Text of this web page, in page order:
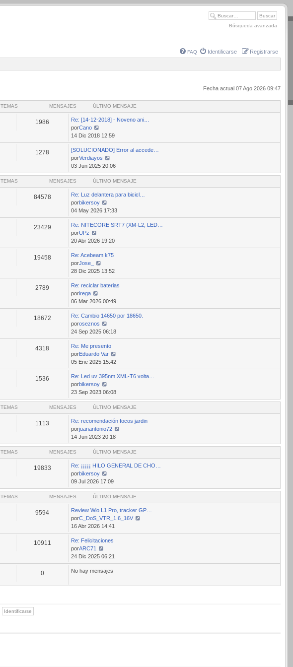
Búsqueda avanzada
FAQ Identificarse Registrarse
Fecha actual 07 Ago 2026 09:47
TEMAS MENSAJES ÚLTIMO MENSAJE
1986
Re: [14-12-2018] - Noveno ani…
porCano
Ver
último
mensaje
14 Dic 2018 12:59
1278
[SOLUCIONADO] Error al accede…
porVerdiayos
Ver
último
mensaje
03 Jun 2025 20:06
TEMAS MENSAJES ÚLTIMO MENSAJE
84578
Re: Luz delantera para bicicl…
porbikersoy
Ver
último
mensaje
04 May 2026 17:33
23429
Re: NITECORE SRT7 (XM-L2, LED…
porUPz
Ver
último
mensaje
20 Abr 2026 19:20
19458
Re: Acebeam k75
porJose_
Ver
último
mensaje
28 Dic 2025 13:52
2789
Re: reciclar baterias
porirega
Ver
último
mensaje
06 Mar 2026 00:49
18672
Re: Cambio 14650 por 18650.
poroseznos
Ver
último
mensaje
24 Sep 2025 06:18
4318
Re: Me presento
porEduardo Var
Ver
último
mensaje
05 Ene 2025 15:42
1536
Re: Led uv 395nm XML-T6 volta…
porbikersoy
Ver
último
mensaje
23 Sep 2023 06:08
TEMAS MENSAJES ÚLTIMO MENSAJE
1113
Re: recomendación focos jardin
porjuanantonio72
Ver
último
mensaje
14 Jun 2023 20:18
TEMAS MENSAJES ÚLTIMO MENSAJE
19833
Re: ¡¡¡¡¡ HILO GENERAL DE CHO…
porbikersoy
Ver
último
mensaje
09 Jul 2026 17:09
TEMAS MENSAJES ÚLTIMO MENSAJE
9594
Review Wio L1 Pro, tracker GP…
porC_DoS_VTR_1.6_16V
Ver
último
mensaje
16 Abr 2026 14:41
10911
Re: Felicitaciones
porARC71
Ver
último
mensaje
24 Dic 2025 06:21
0 No hay mensajes